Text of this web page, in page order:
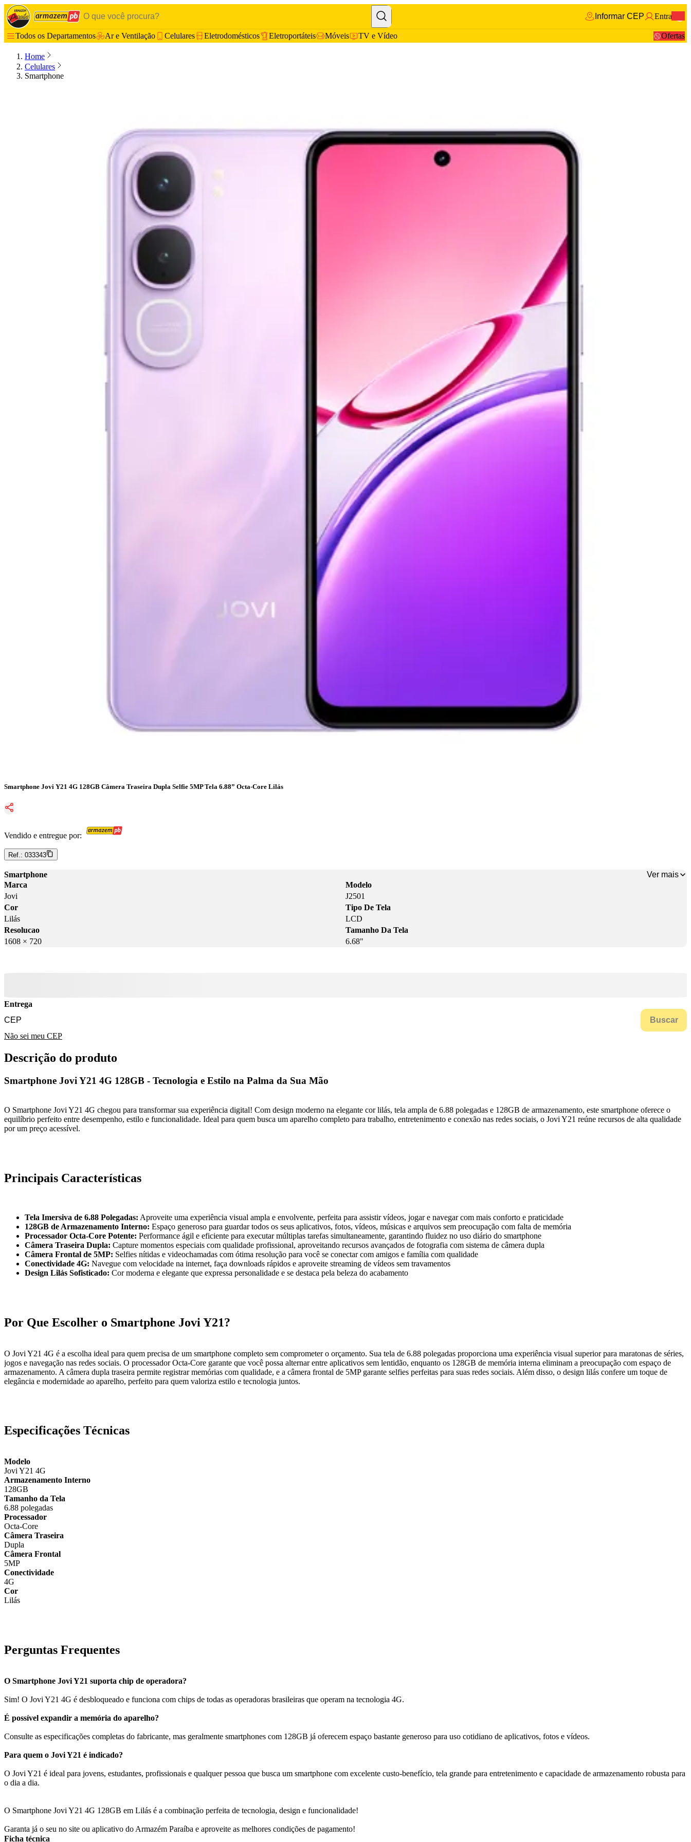
Informar CEP Entrar
Todos os Departamentos Ar e Ventilação Celulares Eletrodomésticos Eletroportáteis Móveis TV e Vídeo Ofertas
Home
Celulares
Smartphone
Smartphone Jovi Y21 4G 128GB Câmera Traseira Dupla Selfie 5MP Tela 6.88” Octa-Core Lilás
Vendido e entregue por:
Ref.: 033343
Smartphone
Ver mais
Marca
Jovi
Modelo
J2501
Cor
Lilás
Tipo De Tela
LCD
Resolucao
1608 × 720
Tamanho Da Tela
6.68"
Entrega
Buscar
Não sei meu CEP
Descrição do produto
Smartphone Jovi Y21 4G 128GB - Tecnologia e Estilo na Palma da Sua Mão
O Smartphone Jovi Y21 4G chegou para transformar sua experiência digital! Com design moderno na elegante cor lilás, tela ampla de 6.88 polegadas e 128GB de armazenamento, este smartphone oferece o
equilíbrio perfeito entre desempenho, estilo e funcionalidade. Ideal para quem busca um aparelho completo para trabalho, entretenimento e conexão nas redes sociais, o Jovi Y21 reúne recursos de alta qualidade
por um preço acessível.
Principais Características
Tela Imersiva de 6.88 Polegadas: Aproveite uma experiência visual ampla e envolvente, perfeita para assistir vídeos, jogar e navegar com mais conforto e praticidade
128GB de Armazenamento Interno: Espaço generoso para guardar todos os seus aplicativos, fotos, vídeos, músicas e arquivos sem preocupação com falta de memória
Processador Octa-Core Potente: Performance ágil e eficiente para executar múltiplas tarefas simultaneamente, garantindo fluidez no uso diário do smartphone
Câmera Traseira Dupla: Capture momentos especiais com qualidade profissional, aproveitando recursos avançados de fotografia com sistema de câmera dupla
Câmera Frontal de 5MP: Selfies nítidas e videochamadas com ótima resolução para você se conectar com amigos e família com qualidade
Conectividade 4G: Navegue com velocidade na internet, faça downloads rápidos e aproveite streaming de vídeos sem travamentos
Design Lilás Sofisticado: Cor moderna e elegante que expressa personalidade e se destaca pela beleza do acabamento
Por Que Escolher o Smartphone Jovi Y21?
O Jovi Y21 4G é a escolha ideal para quem precisa de um smartphone completo sem comprometer o orçamento. Sua tela de 6.88 polegadas proporciona uma experiência visual superior para maratonas de séries,
jogos e navegação nas redes sociais. O processador Octa-Core garante que você possa alternar entre aplicativos sem lentidão, enquanto os 128GB de memória interna eliminam a preocupação com espaço de
armazenamento. A câmera dupla traseira permite registrar memórias com qualidade, e a câmera frontal de 5MP garante selfies perfeitas para suas redes sociais. Além disso, o design lilás confere um toque de
elegância e modernidade ao aparelho, perfeito para quem valoriza estilo e tecnologia juntos.
Especificações Técnicas
Modelo
Jovi Y21 4G
Armazenamento Interno
128GB
Tamanho da Tela
6.88 polegadas
Processador
Octa-Core
Câmera Traseira
Dupla
Câmera Frontal
5MP
Conectividade
4G
Cor
Lilás
Perguntas Frequentes
O Smartphone Jovi Y21 suporta chip de operadora?
Sim! O Jovi Y21 4G é desbloqueado e funciona com chips de todas as operadoras brasileiras que operam na tecnologia 4G.
É possível expandir a memória do aparelho?
Consulte as especificações completas do fabricante, mas geralmente smartphones com 128GB já oferecem espaço bastante generoso para uso cotidiano de aplicativos, fotos e vídeos.
Para quem o Jovi Y21 é indicado?
O Jovi Y21 é ideal para jovens, estudantes, profissionais e qualquer pessoa que busca um smartphone com excelente custo-benefício, tela grande para entretenimento e capacidade de armazenamento robusta para
o dia a dia.
O Smartphone Jovi Y21 4G 128GB em Lilás é a combinação perfeita de tecnologia, design e funcionalidade!
Garanta já o seu no site ou aplicativo do Armazém Paraíba e aproveite as melhores condições de pagamento!
Ficha técnica